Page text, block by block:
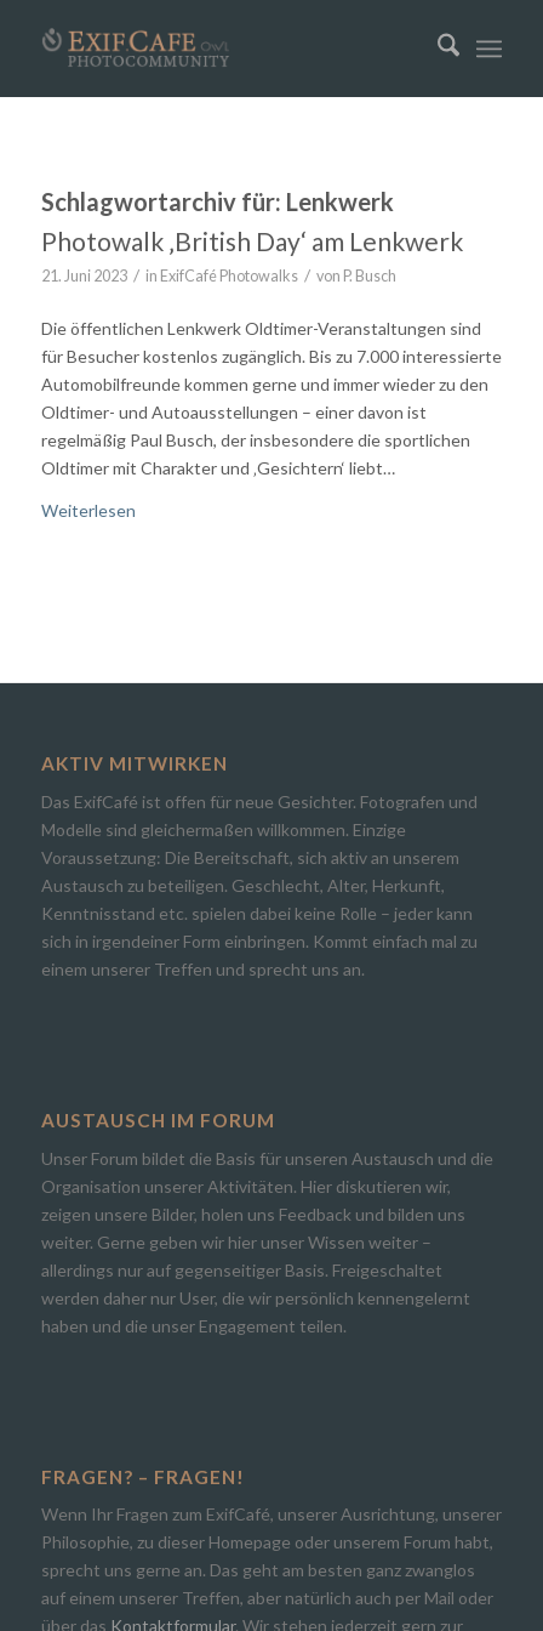
Schlagwortarchiv für: Lenkwerk
Photowalk ‚British Day‘ am Lenkwerk
21. Juni 2023 / in ExifCafé Photowalks / von P. Busch
Die öffentlichen Lenkwerk Oldtimer-Veranstaltungen sind
für Besucher kostenlos zugänglich. Bis zu 7.000 interessierte
Automobilfreunde kommen gerne und immer wieder zu den
Oldtimer- und Autoausstellungen – einer davon ist
regelmäßig Paul Busch, der insbesondere die sportlichen
Oldtimer mit Charakter und ‚Gesichtern‘ liebt…
Weiterlesen
AKTIV MITWIRKEN
Das ExifCafé ist offen für neue Gesichter. Fotografen und
Modelle sind gleichermaßen willkommen. Einzige
Voraussetzung: Die Bereitschaft, sich aktiv an unserem
Austausch zu beteiligen. Geschlecht, Alter, Herkunft,
Kenntnisstand etc. spielen dabei keine Rolle – jeder kann
sich in irgendeiner Form einbringen. Kommt einfach mal zu
einem unserer Treffen und sprecht uns an.
AUSTAUSCH IM FORUM
Unser Forum bildet die Basis für unseren Austausch und die
Organisation unserer Aktivitäten. Hier diskutieren wir,
zeigen unsere Bilder, holen uns Feedback und bilden uns
weiter. Gerne geben wir hier unser Wissen weiter –
allerdings nur auf gegenseitiger Basis. Freigeschaltet
werden daher nur User, die wir persönlich kennengelernt
haben und die unser Engagement teilen.
FRAGEN? – FRAGEN!
Wenn Ihr Fragen zum ExifCafé, unserer Ausrichtung, unserer
Philosophie, zu dieser Homepage oder unserem Forum habt,
sprecht uns gerne an. Das geht am besten ganz zwanglos
auf einem unserer Treffen, aber natürlich auch per Mail oder
über das Kontaktformular. Wir stehen jederzeit gern zur